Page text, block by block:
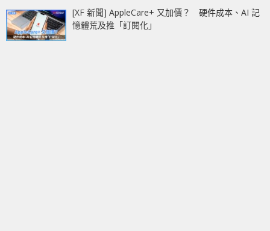
[XF 新聞] AppleCare+ 又加價？ 硬件成本、AI 記
憶體荒及推「訂閱化」